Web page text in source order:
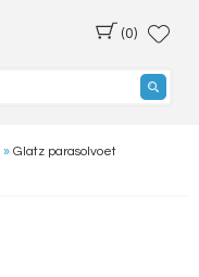
(0)
» Glatz parasolvoet